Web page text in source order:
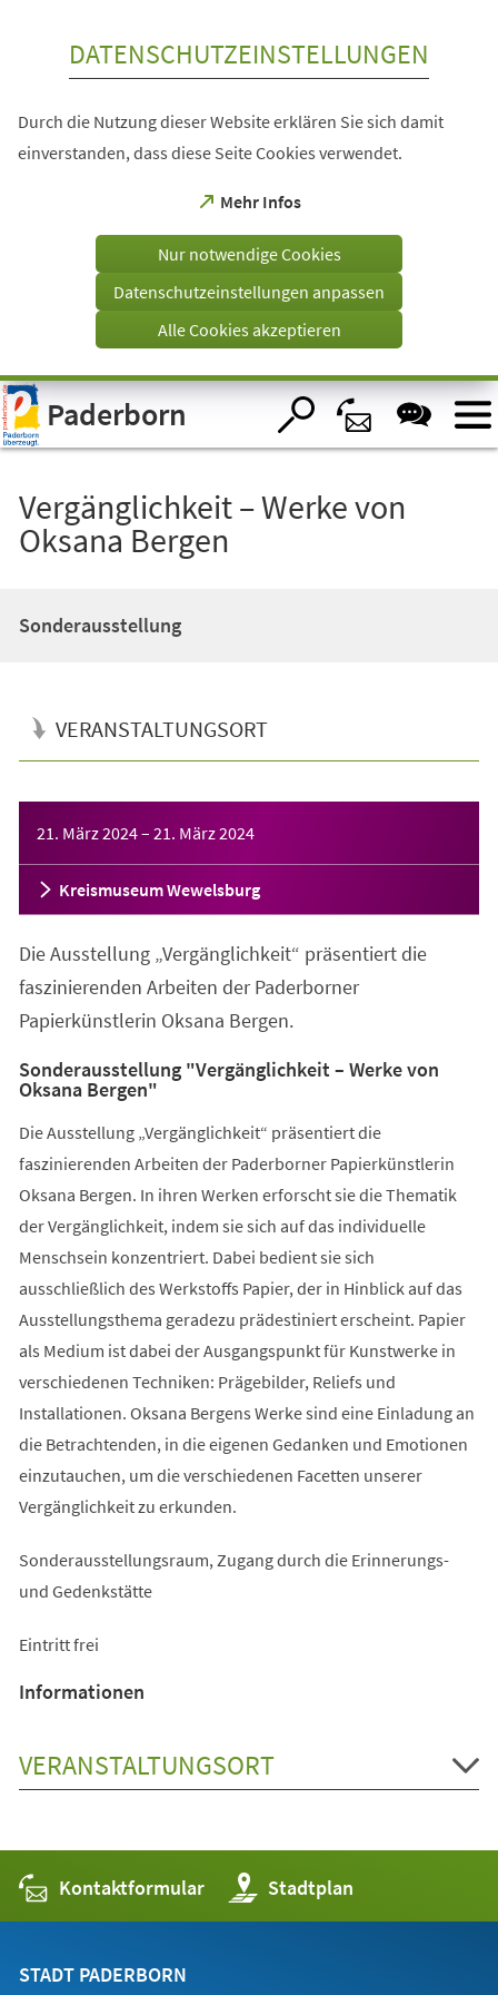
Visuelle
Assistenzsoftware
öffnen.
DATENSCHUTZEINSTELLUNGEN
Durch die Nutzung dieser Website erklären Sie sich damit
einverstanden, dass diese Seite Cookies verwendet.
Mehr Infos
(Öffnet
einem
Tab)
Nur notwendige Cookies
Datenschutzeinstellungen anpassen
Alle Cookies akzeptieren
Paderborn
Vergänglichkeit – Werke von
Oksana Bergen
Sonderausstellung
VERANSTALTUNGSORT
21. März 2024– 21. März 2024
Kreismuseum Wewelsburg
Die Ausstellung „Vergänglichkeit“ präsentiert die
faszinierenden Arbeiten der Paderborner
Papierkünstlerin Oksana Bergen.
Sonderausstellung "Vergänglichkeit – Werke von
Oksana Bergen"
Die Ausstellung „Vergänglichkeit“ präsentiert die
faszinierenden Arbeiten der Paderborner Papierkünstlerin
Oksana Bergen. In ihren Werken erforscht sie die Thematik
der Vergänglichkeit, indem sie sich auf das individuelle
Menschsein konzentriert. Dabei bedient sie sich
ausschließlich des Werkstoffs Papier, der in Hinblick auf das
Ausstellungsthema geradezu prädestiniert erscheint. Papier
als Medium ist dabei der Ausgangspunkt für Kunstwerke in
verschiedenen Techniken: Prägebilder, Reliefs und
Installationen. Oksana Bergens Werke sind eine Einladung an
die Betrachtenden, in die eigenen Gedanken und Emotionen
einzutauchen, um die verschiedenen Facetten unserer
Vergänglichkeit zu erkunden.
Sonderausstellungsraum, Zugang durch die Erinnerungs-
und Gedenkstätte
Eintritt frei
Informationen
VERANSTALTUNGSORT
Kontaktformular Stadtplan
(Öffnet
in
einem
STADT PADERBORN